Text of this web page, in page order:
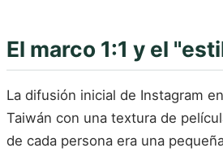
El marco 1:1 y el
La difusión inicial de Instagram
Taiwán con una textura de
de cada persona era una